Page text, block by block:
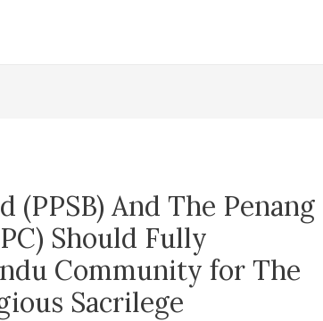
(PPSB) And The Penang
Should Fully
Community for The
Sacrilege